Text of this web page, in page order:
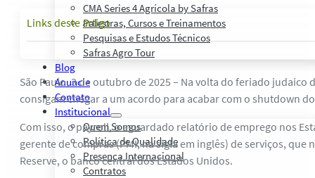
CMA Series 4 Agrícola by Safras
Palestras, Cursos e Treinamentos
Pesquisas e Estudos Técnicos
Safras Agro Tour
Blog
Anuncie
Contato
Institucional
Quem Somos
Política de Qualidade
Presença Internacional
Contratos
Links deste artigo
São Paulo, 3 de outubro de 2025 – Na volta do feriado
consigam chegar a um acordo para acabar com o shutdown
Com isso, o payroll, o aguardado relatório de emprego nos
gerente de compras (PMI, na sigla em inglês) de serviços,
Reserve, o banco central dos Estados Unidos.